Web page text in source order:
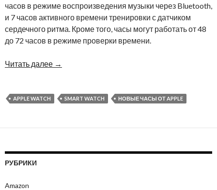
часов в режиме воспроизведения музыки через Bluetooth,
и 7 часов активного времени тренировки с датчиком
сердечного ритма. Кроме того, часы могут работать от 48
до 72 часов в режиме проверки времени.
Читать далее →
APPLE WATCH SMART WATCH НОВЫЕ ЧАСЫ ОТ APPLE
РУБРИКИ
Amazon